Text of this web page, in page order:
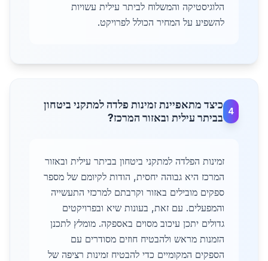
הלוגיסטיקה והמשלוח לביתר עילית עשויות
להשפיע על המחיר הכולל לפרויקט.
4
כיצד מתאפיינת זמינות פלדה למתקני ביטחון
בביתר עילית ובאזור המרכז?
זמינות הפלדה למתקני ביטחון בביתר עילית ובאזור
המרכז היא גבוהה יחסית, הודות לקיומם של מספר
ספקים מובילים באזור וקרבתם למרכזי התעשייה
והמפעלים. עם זאת, בעונות שיא ובפרויקטים
גדולים יתכן עיכוב מסוים באספקה. מומלץ לתכנן
הזמנות מראש ולהבטיח חוזים מסודרים עם
הספקים המקומיים כדי להבטיח זמינות רציפה של